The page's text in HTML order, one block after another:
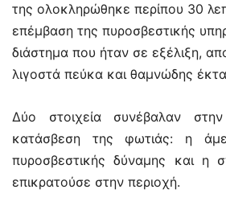
της ολοκληρώθηκε περίπου 30
επέμβαση της πυροσβεστικής
διάστημα που ήταν σε εξέλιξη,
λιγοστά πεύκα και θαμνώδης
Δύο στοιχεία συνέβαλαν
κατάσβεση της φωτιάς: η
πυροσβεστικής δύναμης και η
επικρατούσε στην περιοχή.